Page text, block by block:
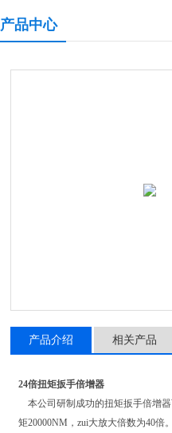
产品中心
产品介绍 相关产品
24倍扭矩扳手倍增器
本公司研制成功的扭矩扳手倍增
矩20000NM，zui大放大倍数为40倍